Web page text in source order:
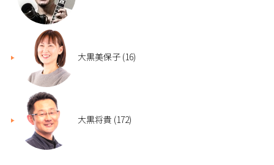
大黒美保子 (16)
大黒将貴 (172)